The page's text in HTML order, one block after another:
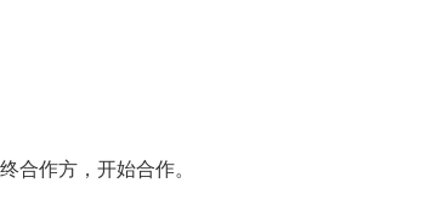
合作方，开始合作。